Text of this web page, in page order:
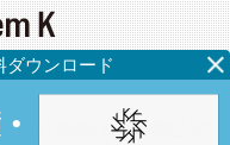
ケイ
目1番地2 KDX札幌ビル7